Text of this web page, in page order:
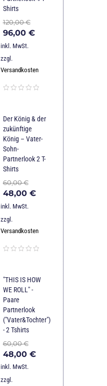
Shirts
120,00€
96,00 €
inkl. MwSt.
zzgl.
Versandkosten
Der König & der
zukünftige
König – Vater-
Sohn-
Partnerlook 2 T-
Shirts
60,00€
48,00 €
inkl. MwSt.
zzgl.
Versandkosten
"THIS IS HOW
WE ROLL" -
Paare
Partnerlook
("Vater&Tochter")
- 2 Tshirts
60,00€
48,00 €
inkl. MwSt.
zzgl.